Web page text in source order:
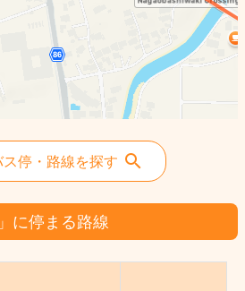
停・路線を探す
に停まる路線